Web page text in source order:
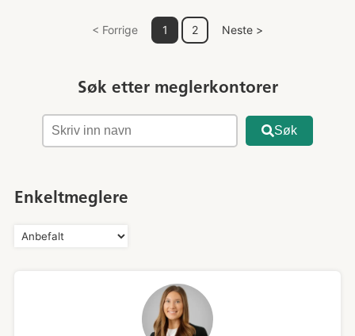
< Forrige 1 2 Neste >
Søk etter meglerkontorer
Søk
Enkeltmeglere